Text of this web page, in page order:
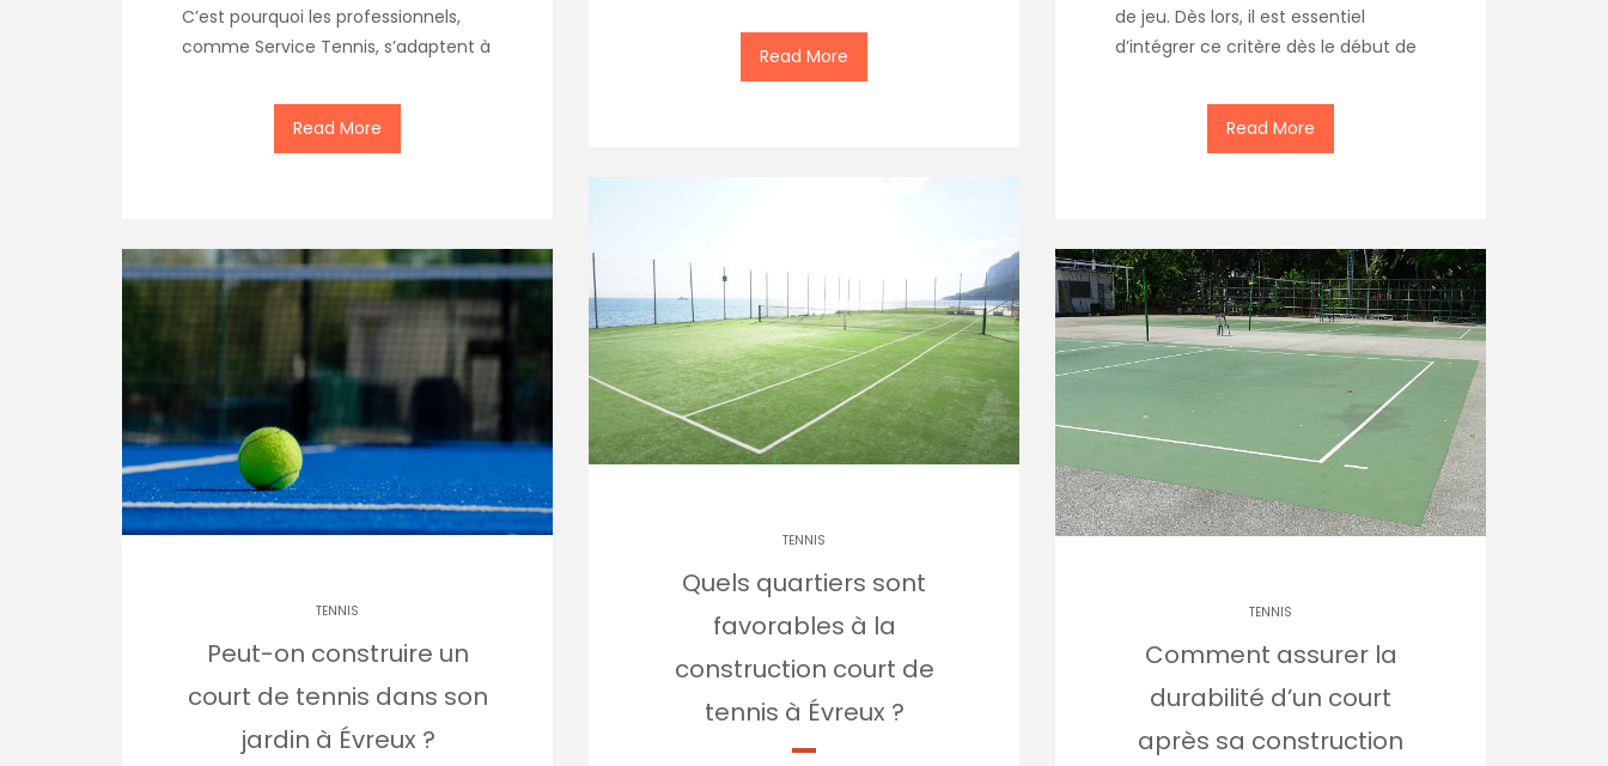
C’est pourquoi les professionnels,
comme Service Tennis, s’adaptent à
Read More
Read More
de jeu. Dès lors, il est essentiel
d’intégrer ce critère dès le début de
Read More
TENNIS
Quels quartiers sont
favorables à la
construction court de
tennis à Évreux ?
TENNIS
Peut-on construire un
court de tennis dans son
jardin à Évreux ?
TENNIS
Comment assurer la
durabilité d’un court
après sa construction